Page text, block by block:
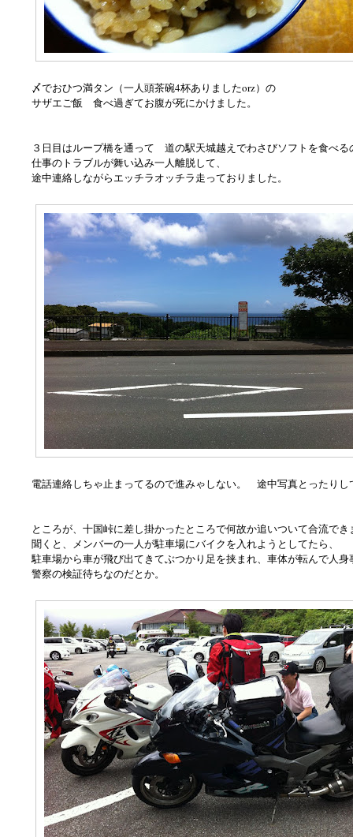
〆でおひつ満タン（一人頭茶碗4杯ありましたorz）の
サザエご飯 食べ過ぎてお腹が死にかけました。
３日目はループ橋を通って 道の駅天城越えでわさびソフトを食べる
仕事のトラブルが舞い込み一人離脱して、
途中連絡しながらエッチラオッチラ走っておりました。
電話連絡しちゃ止まってるので進みゃしない。 途中写真とったりし
ところが、十国峠に差し掛かったところで何故か追いついて合流でき
聞くと、メンバーの一人が駐車場にバイクを入れようとしてたら、
駐車場から車が飛び出てきてぶつかり足を挟まれ、車体が転んで人身
警察の検証待ちなのだとか。